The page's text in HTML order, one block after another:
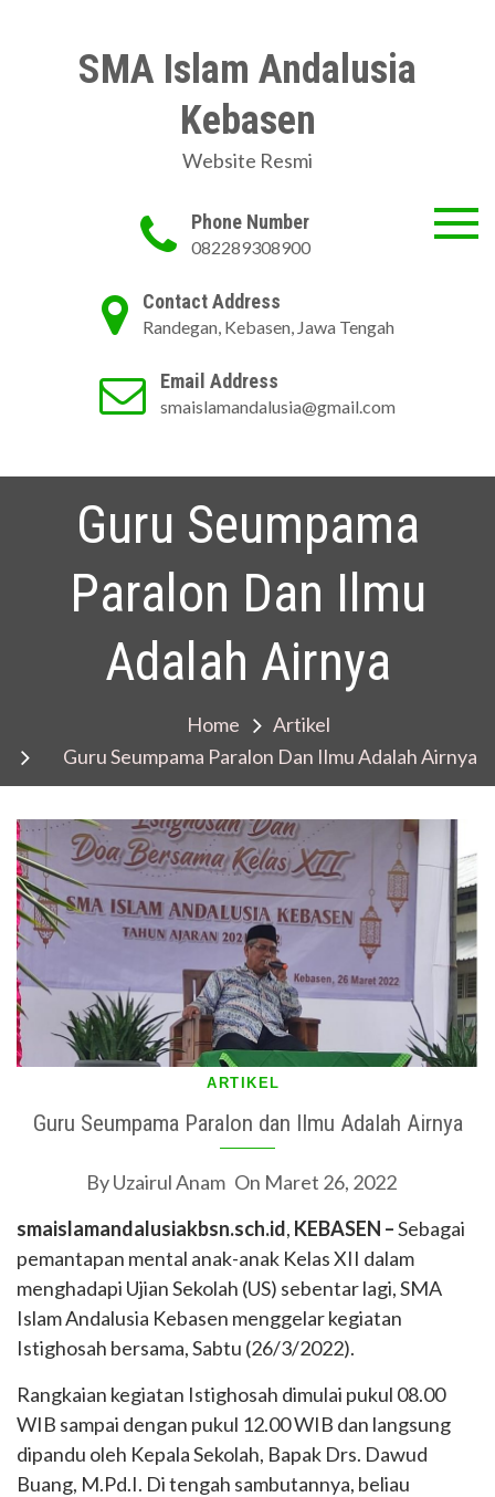
SMA Islam Andalusia
Kebasen
Website Resmi
Phone Number
082289308900
Contact Address
Randegan, Kebasen, Jawa Tengah
Email Address
smaislamandalusia@gmail.com
Guru Seumpama
Paralon Dan Ilmu
Adalah Airnya
Home
Artikel
Guru Seumpama Paralon Dan Ilmu Adalah Airnya
ARTIKEL
Guru Seumpama Paralon dan Ilmu Adalah Airnya
ByUzairul Anam On Maret 26, 2022
smaislamandalusiakbsn.sch.id, KEBASEN –Sebagai
pemantapan mental anak-anak Kelas XII dalam
menghadapi Ujian Sekolah (US) sebentar lagi, SMA
Islam Andalusia Kebasen menggelar kegiatan
Istighosah bersama, Sabtu (26/3/2022).
Rangkaian kegiatan Istighosah dimulai pukul 08.00
WIB sampai dengan pukul 12.00 WIB dan langsung
dipandu oleh Kepala Sekolah, Bapak Drs. Dawud
Buang, M.Pd.I. Di tengah sambutannya, beliau